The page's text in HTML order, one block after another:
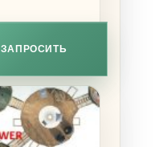
ЗАПРОСИТЬ